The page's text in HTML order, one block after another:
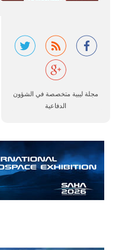
مجلة ليبية متخصصة في الشؤون
الدفاعية